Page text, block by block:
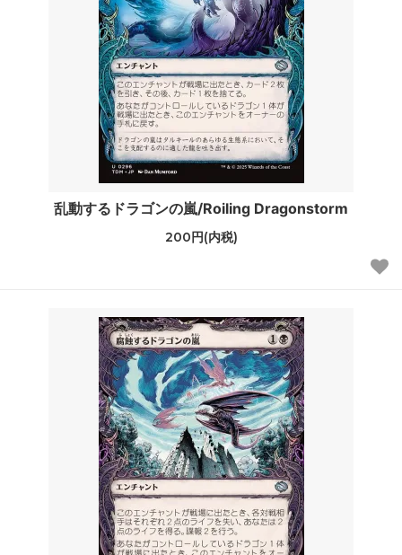
乱動するドラゴンの嵐/Roiling Dragonstorm
200円(内税)